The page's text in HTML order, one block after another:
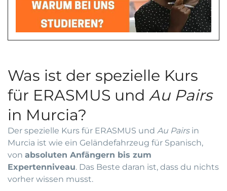
Was ist der spezielle Kurs
für ERASMUS und Au Pairs
in Murcia?
Der spezielle Kurs für ERASMUS und Au Pairsin
Murcia ist wie ein Geländefahrzeug für Spanisch,
von absoluten Anfängern bis zum
Expertenniveau. Das Beste daran ist, dass du nichts
vorher wissen musst.